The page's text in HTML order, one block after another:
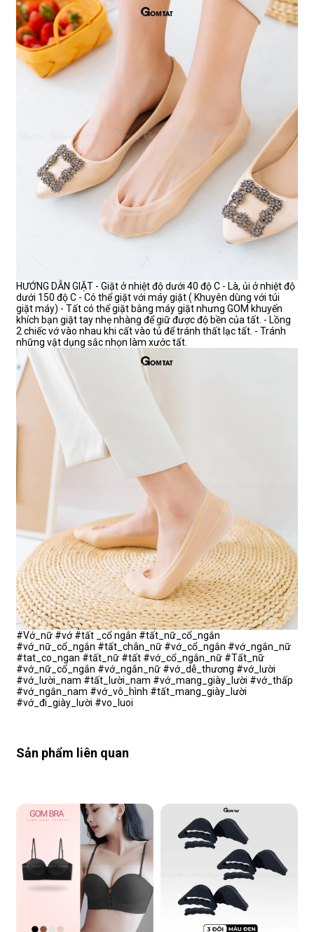
HƯỚNG DẪN GIẶT - Giặt ở nhiệt độ dưới 40 độ C - Là, ủi ở nhiệt độ
dưới 150 độ C - Có thể giặt với máy giặt ( Khuyên dùng với túi
giặt máy) - Tất có thể giặt bằng máy giặt nhưng GOM khuyến
khích bạn giặt tay nhẹ nhàng để giữ được độ bền của tất. - Lồng
2 chiếc vớ vào nhau khi cất vào tủ để tránh thất lạc tất. - Tránh
những vật dụng sắc nhọn làm xước tất.
#Vớ_nữ #vớ #tất _cổ ngắn #tất_nữ_cổ_ngắn
#vớ_nữ_cổ_ngắn #tất_chân_nữ #vớ_cổ_ngắn #vớ_ngắn_nữ
#tat_co_ngan #tất_nữ #tất #vớ_cổ_ngắn_nữ #Tất_nữ
#vớ_nữ_cổ_ngắn #vớ_ngắn_nữ #vớ_dễ_thương #vớ_lười
#vớ_lười_nam #tất_lười_nam #vớ_mang_giày_lười #vớ_thấp
#vớ_ngắn_nam #vớ_vô_hình #tất_mang_giày_lười
#vớ_đi_giày_lười #vo_luoi
Sản phẩm liên quan